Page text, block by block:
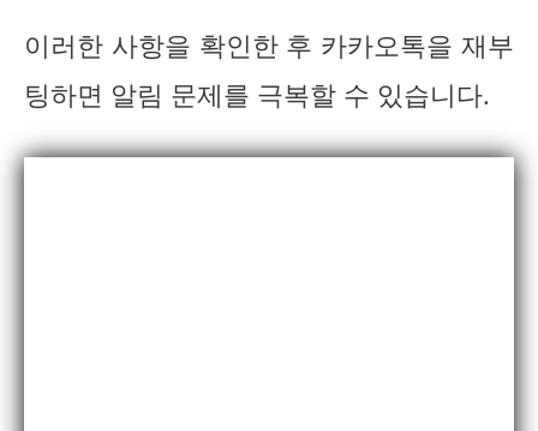
이러한 사항을 확인한 후 카카오톡을 재부
팅하면 알림 문제를 극복할 수 있습니다.